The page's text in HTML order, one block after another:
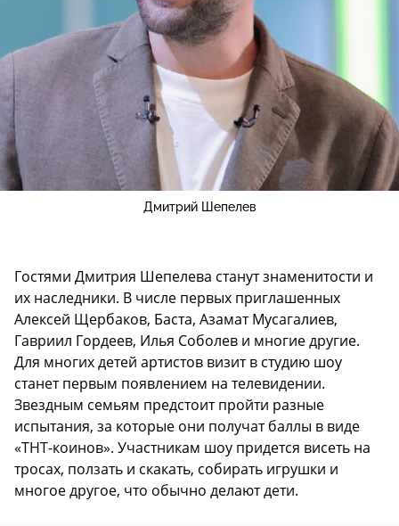
Дмитрий Шепелев
Гостями Дмитрия Шепелева станут знаменитости и
их наследники. В числе первых приглашенных
Алексей Щербаков, Баста, Азамат Мусагалиев,
Гавриил Гордеев, Илья Соболев и многие другие.
Для многих детей артистов визит в студию шоу
станет первым появлением на телевидении.
Звездным семьям предстоит пройти разные
испытания, за которые они получат баллы в виде
«ТНТ-коинов». Участникам шоу придется висеть на
тросах, ползать и скакать, собирать игрушки и
многое другое, что обычно делают дети.